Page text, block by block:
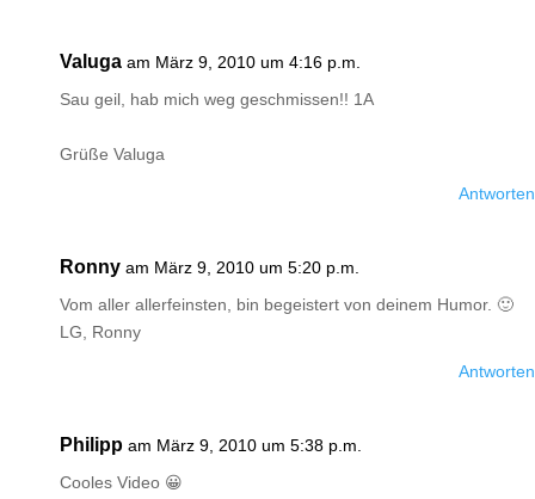
Valuga am März 9, 2010 um 4:16 p.m.
Sau geil, hab mich weg geschmissen!! 1A
Grüße Valuga
Antworten
Ronny am März 9, 2010 um 5:20 p.m.
Vom aller allerfeinsten, bin begeistert von deinem Humor. 🙂
LG, Ronny
Antworten
Philipp am März 9, 2010 um 5:38 p.m.
Cooles Video 😀